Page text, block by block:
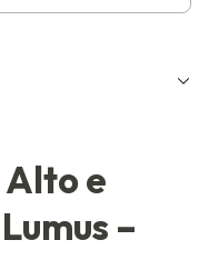
Alto e
–